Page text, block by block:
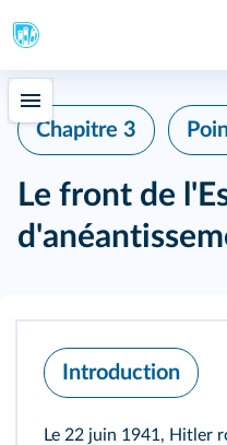
Chapitre 3
Le front de
Introduction
Le 22 juin 1941, Hitler